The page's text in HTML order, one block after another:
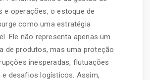
e operações, o estoque de
como uma estratégia
Ele não representa apenas um
de produtos, mas uma proteção
inesperadas, flutuações
e desafios logísticos. Assim,